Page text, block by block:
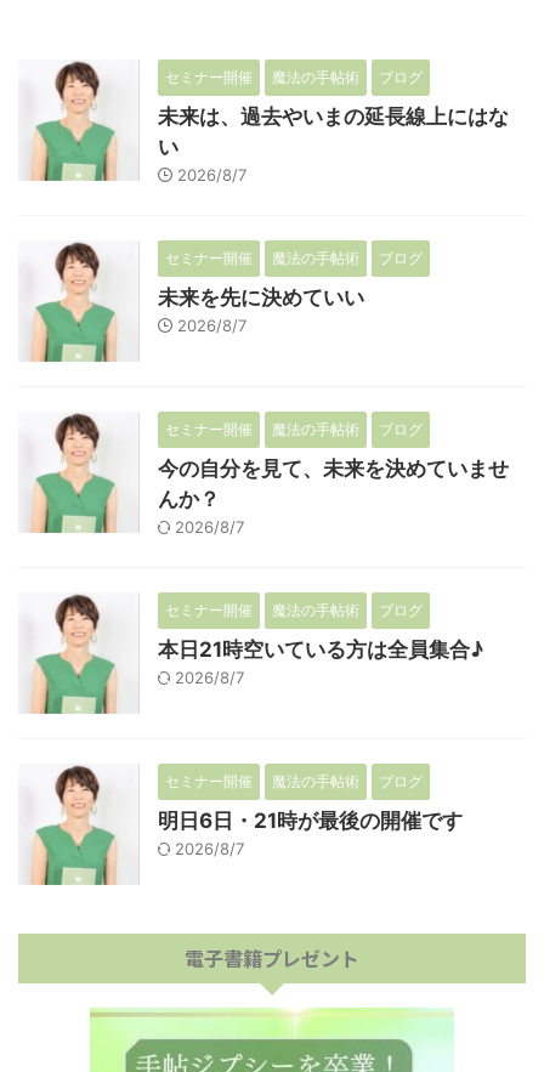
セミナー開催 魔法の手帖術 ブログ
未来は、過去やいまの延長線上にはな
い
2026/8/7
セミナー開催 魔法の手帖術 ブログ
未来を先に決めていい
2026/8/7
セミナー開催 魔法の手帖術 ブログ
今の自分を見て、未来を決めていませ
んか？
2026/8/7
セミナー開催 魔法の手帖術 ブログ
本日21時空いている方は全員集合♪
2026/8/7
セミナー開催 魔法の手帖術 ブログ
明日6日・21時が最後の開催です
2026/8/7
電子書籍プレゼント